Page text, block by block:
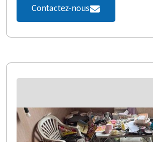
Contactez-nous